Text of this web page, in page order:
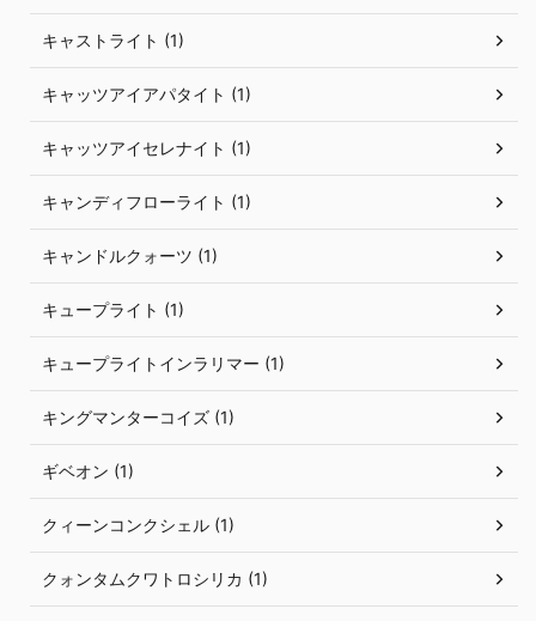
キャストライト (1)
キャッツアイアパタイト (1)
キャッツアイセレナイト (1)
キャンディフローライト (1)
キャンドルクォーツ (1)
キュープライト (1)
キュープライトインラリマー (1)
キングマンターコイズ (1)
ギベオン (1)
クィーンコンクシェル (1)
クォンタムクワトロシリカ (1)